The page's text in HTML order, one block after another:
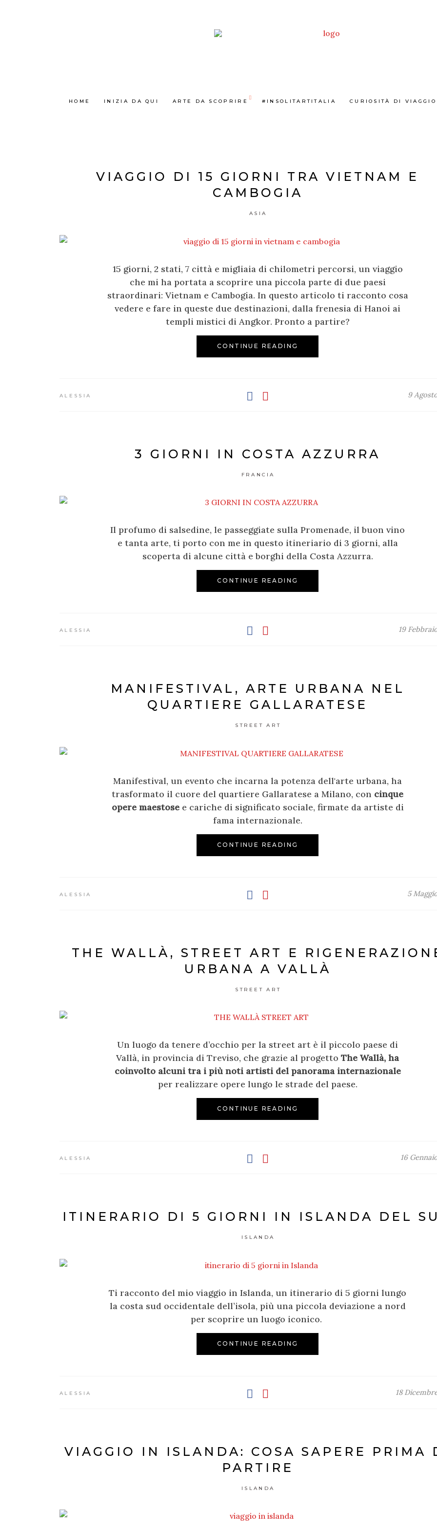
HOME INIZIA DA QUI ARTE DA SCOPRIRE #INSOLITARTITALIA CURIOSITÀ DI VIAGGIO
VIAGGIO DI 15 GIORNI TRA VIETNAM E
CAMBOGIA
ASIA
15 giorni, 2 stati, 7 città e migliaia di chilometri percorsi, un viaggio
che mi ha portata a scoprire una piccola parte di due paesi
straordinari: Vietnam e Cambogia. In questo articolo ti racconto cosa
vedere e fare in queste due destinazioni, dalla frenesia di Hanoi ai
templi mistici di Angkor. Pronto a partire?
CONTINUE READING
ALESSIA 9
3 GIORNI IN COSTA AZZURRA
FRANCIA
Il profumo di salsedine, le passeggiate sulla Promenade, il buon vino
e tanta arte, ti porto con me in questo itineriario di 3 giorni, alla
scoperta di alcune città e borghi della Costa Azzurra.
CONTINUE READING
ALESSIA 19
MANIFESTIVAL, ARTE URBANA NEL
QUARTIERE GALLARATESE
STREET ART
Manifestival, un evento che incarna la potenza dell'arte urbana, ha
trasformato il cuore del quartiere Gallaratese a Milano, con cinque
opere maestose e cariche di significato sociale, firmate da artiste di
fama internazionale.
CONTINUE READING
ALESSIA 5
THE WALLÀ, STREET ART E
URBANA A VALLÀ
STREET ART
Un luogo da tenere d’occhio per la street art è il piccolo paese di
Vallà, in provincia di Treviso, che grazie al progetto The Wallà, ha
coinvolto alcuni tra i più noti artisti del panorama internazionale
per realizzare opere lungo le strade del paese.
CONTINUE READING
ALESSIA 16
ITINERARIO DI 5 GIORNI IN ISLANDA DEL
ISLANDA
Ti racconto del mio viaggio in Islanda, un itinerario di 5 giorni lungo
la costa sud occidentale dell’isola, più una piccola deviazione a nord
per scoprire un luogo iconico.
CONTINUE READING
ALESSIA 18
VIAGGIO IN ISLANDA: COSA SAPERE PRIMA
PARTIRE
ISLANDA